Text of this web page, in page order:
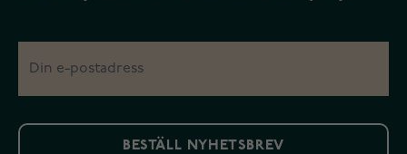
BESTÄLL NYHETSBREV